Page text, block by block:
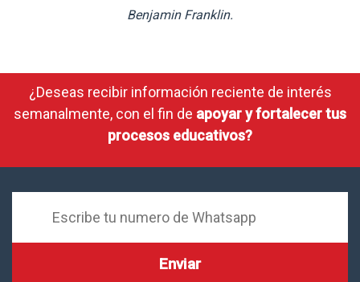
Benjamin Franklin.
¿Deseas recibir información reciente de interés
semanalmente, con el fin de apoyar y fortalecer tus
procesos educativos?